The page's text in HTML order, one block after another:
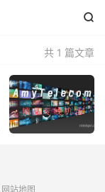

共 1 篇文章
网站地图